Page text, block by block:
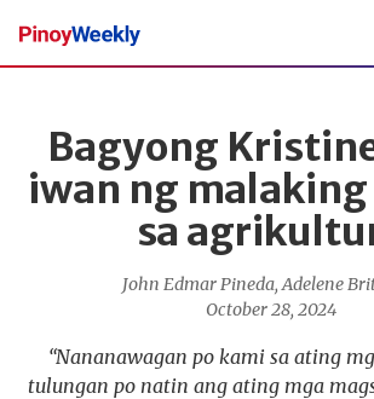
Pinoy
Weekly
Bagyong
iwan ng
sa
John Edmar Pineda,Adelene
October 28, 2024
“Nananawagan po kami sa ating
tulungan po natin ang ating mga